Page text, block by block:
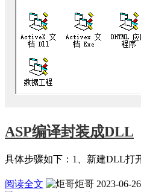
ASP编译封装成DLL
具体步骤如下：1、新建DLL打
阅读全文 炬哥 2023-06-26